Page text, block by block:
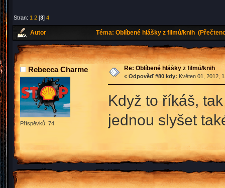
Stran: 1 2 [3]4
Autor Téma: Oblíbené hlášky z filmů/knih
Rebecca Charme
Příspěvků: 74
Re: Oblíbené hlášky z filmů/knih
« Odpověď #80 kdy: Květen 01, 2012,
Když to říkáš,
jednou slyšet